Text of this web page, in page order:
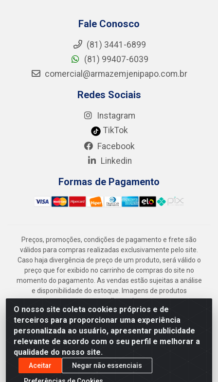
O nosso site coleta cookies próprios e de
terceiros para proporcionar uma experiência
personalizada ao usuário, apresentar publicidade
relevante de acordo com o seu perfil e melhorar a
qualidade do nosso site.
Aceitar
Negar não essenciais
Fale Conosco
(81) 3441-6899
(81) 99407-6039
comercial@armazemjenipapo.com.br
Redes Sociais
Instagram
TikTok
Facebook
Linkedin
Formas de Pagamento
Preços, promoções, condições de pagamento e frete são
válidos para compras realizadas exclusivamente pelo site.
Caso haja divergência de preço de um produto, será válido o
preço que for exibido no carrinho de compras do site no
momento do pagamento. As vendas estão sujeitas a análise
e disponibilidade do estoque. Imagens de produtos
meramente ilustrativas.
Armazém Jenipapo Materiais de Construção em Geral
LTDA - Rua das Flores, 2691 - Guabiraba, Recife/PE - CEP
52.291-630 - CNPJ 41.097.379/0001-